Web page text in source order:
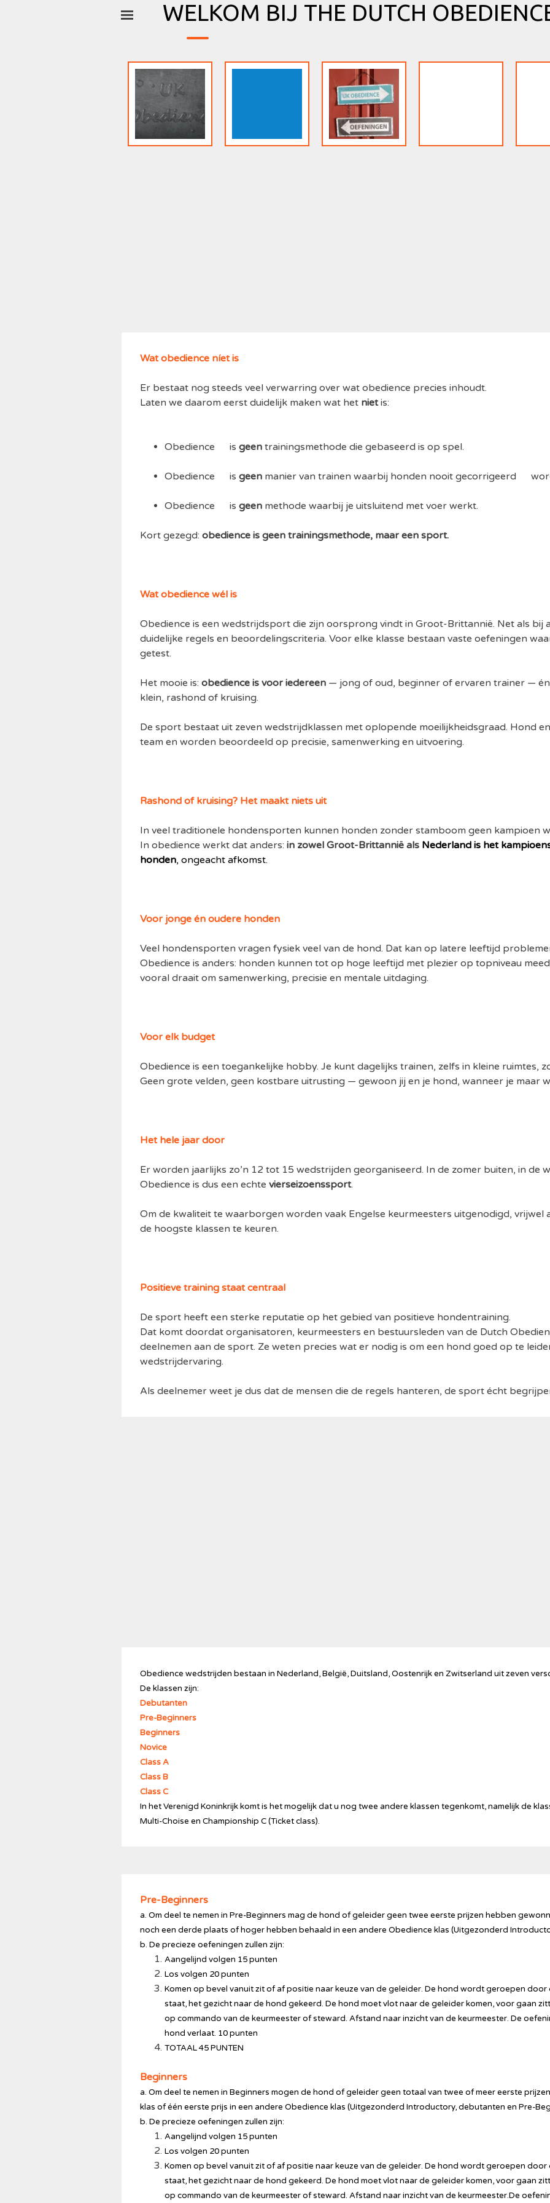
_
WELKOM BIJ THE DUTCH
Menu overslaan
Klassen
Wat obedience níet is
Er bestaat nog steeds veel verwarring over wat obedience precies inhoudt.
Laten we daarom eerst duidelijk maken wat het nietis:
Obedience isgeen trainingsmethode die gebaseerd is op spel.
Obedience isgeen manier van trainen waarbij honden nooit gecorrigeerd
Obedience isgeen methode waarbij je uitsluitend met voer werkt.
Kort gezegd:obedience is geen trainingsmethode, maar een sport.
Wat obedience wél is
Obedience is een wedstrijdsport die zijn oorsprong vindt in Groot-Brittannië. Net als bij
duidelijke regels en beoordelingscriteria. Voor elke klasse bestaan vaste oefeningen
getest.
Het mooie is:obedience is voor iedereen — jong of oud, beginner of ervaren trainer —
klein, rashond of kruising.
De sport bestaat uit zeven wedstrijdklassen met oplopende moeilijkheidsgraad. Hond
team en worden beoordeeld op precisie, samenwerking en uitvoering.
Rashond of kruising? Het maakt niets uit
In veel traditionele hondensporten kunnen honden zonder stamboom geen kampioen
In obedience werkt dat anders:in zowel Groot-Brittannië als Nederland is het
honden, ongeacht afkomst.
Voor jonge én oudere honden
Veel hondensporten vragen fysiek veel van de hond. Dat kan op latere leeftijd
Obedience is anders: honden kunnen tot op hoge leeftijd met plezier op topniveau
vooral draait om samenwerking, precisie en mentale uitdaging.
Voor elk budget
Obedience is een toegankelijke hobby. Je kunt dagelijks trainen, zelfs in kleine ruimtes,
Geen grote velden, geen kostbare uitrusting — gewoon jij en je hond, wanneer je maar
Het hele jaar door
Er worden jaarlijks zo’n 12 tot 15 wedstrijden georganiseerd. In de zomer buiten, in de
Obedience is dus een echtevierseizoenssport.
Om de kwaliteit te waarborgen worden vaak Engelse keurmeesters uitgenodigd, vrijwel
de hoogste klassen te keuren.
Positieve training staat centraal
De sport heeft een sterke reputatie op het gebied van positieve hondentraining.
Dat komt doordat organisatoren, keurmeesters en bestuursleden van de Dutch
deelnemen aan de sport. Ze weten precies wat er nodig is om een hond goed op te
wedstrijdervaring.
Als deelnemer weet je dus dat de mensen die de regels hanteren, de sport écht
Obedience wedstrijden bestaan in Nederland, België, Duitsland, Oostenrijk en Zwitserland uit zeven
De klassen zijn:
Debutanten
Pre-Beginners
Beginners
Novice
Class A
Class B
Class C
In het Verenigd Koninkrijk komt is het mogelijk dat u nog twee andere klassen tegenkomt, namelijk de
Multi-Choise en Championship C (Ticket class).
Pre-Beginners
a. Om deel te nemen in Pre-Beginners mag de hond of geleider geen twee eerste prijzen hebben
noch een derde plaats of hoger hebben behaald in een andere Obedience klas (Uitgezonderd
b. De precieze oefeningen zullen zijn:
Aangelijnd volgen 15 punten
Los volgen 20 punten
Komen op bevel vanuit zit of af positie naar keuze van de geleider. De hond wordt geroepen
staat, het gezicht naar de hond gekeerd. De hond moet vlot naar de geleider komen, voor gaan
op commando van de keurmeester of steward. Afstand naar inzicht van de keurmeester. De
hond verlaat. 10 punten
TOTAAL 45 PUNTEN
Beginners
a. Om deel te nemen in Beginners mogen de hond of geleider geen totaal van twee of meer eerste
klas of één eerste prijs in een andere Obedience klas (Uitgezonderd Introductory, debutanten en Pre-
b. De precieze oefeningen zullen zijn:
Aangelijnd volgen 15 punten
Los volgen 20 punten
Komen op bevel vanuit zit of af positie naar keuze van de geleider. De hond wordt geroepen
staat, het gezicht naar de hond gekeerd. De hond moet vlot naar de geleider komen, voor gaan
op commando van de keurmeester of steward. Afstand naar inzicht van de keurmeester.De